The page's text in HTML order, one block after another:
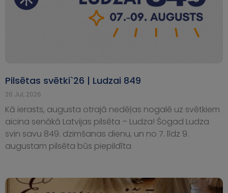
Pilsētas svētki`26 | Ludzai 849
26.Jul, 2026
Kā ierasts, augusta otrajā nedēļas nogalē uz svētkiem
aicina senākā Latvijas pilsēta – Ludza! Šogad Ludza
svin savu 849. dzimšanas dienu, un no 7. līdz 9.
augustam pilsēta būs piepildīta